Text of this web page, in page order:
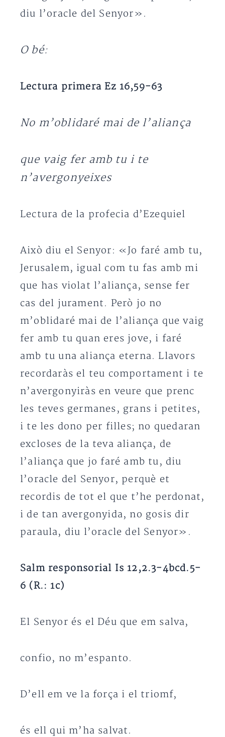
diu l’oracle del Senyor».
O bé:
Lectura primera Ez 16,59-63
No m’oblidaré mai de l’aliança
que vaig fer amb tu i te
n’avergonyeixes
Lectura de la profecia d’Ezequiel
Això diu el Senyor: «Jo faré amb tu,
Jerusalem, igual com tu fas amb mi
que has violat l’aliança, sense fer
cas del jurament. Però jo no
m’oblidaré mai de l’aliança que vaig
fer amb tu quan eres jove, i faré
amb tu una aliança eterna. Llavors
recordaràs el teu comportament i te
n’avergonyiràs en veure que prenc
les teves germanes, grans i petites,
i te les dono per filles; no quedaran
excloses de la teva aliança, de
l’aliança que jo faré amb tu, diu
l’oracle del Senyor, perquè et
recordis de tot el que t’he perdonat,
i de tan avergonyida, no gosis dir
paraula, diu l’oracle del Senyor».
Salm responsorial Is 12,2.3-4bcd.5-
6 (R.: 1c)
El Senyor és el Déu que em salva,
confio, no m’espanto.
D’ell em ve la força i el triomf,
és ell qui m’ha salvat.